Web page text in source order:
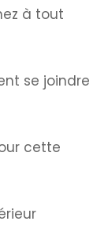
à tout
se joindre
cette